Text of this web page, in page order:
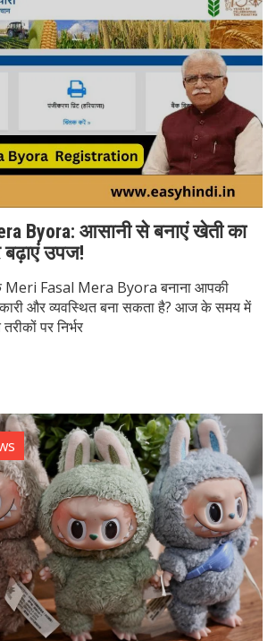
Byora: आसानी से बनाएं खेती का
बढ़ाएं उपज!
Meri Fasal Mera Byora बनाना आपकी
और व्यवस्थित बना सकता है? आज के समय में
पर निर्भर